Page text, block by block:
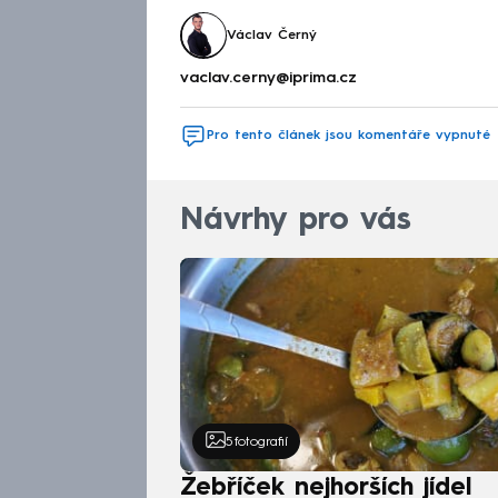
Václav Černý
vaclav.cerny@iprima.cz
Pro tento článek jsou komentáře vypnuté
Návrhy pro vás
5 fotografií
Žebříček nejhorších jídel